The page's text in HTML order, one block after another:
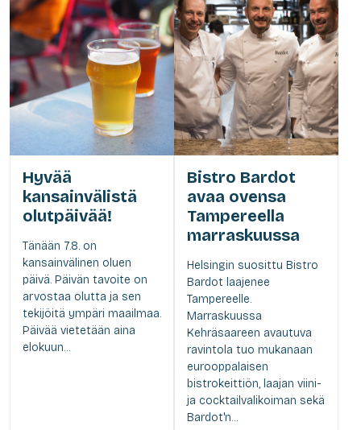
Hyvää
kansainvälistä
olutpäivää!
Tänään 7.8. on
kansainvälinen oluen
päivä. Päivän tavoite on
arvostaa olutta ja sen
tekijöitä ympäri maailmaa.
Päivää vietetään aina
elokuun...
Bistro Bardot
avaa ovensa
Tampereella
marraskuussa
Helsingin suosittu Bistro
Bardot laajenee
Tampereelle.
Marraskuussa
Kehräsaareen avautuva
ravintola tuo mukanaan
eurooppalaisen
bistrokeittiön, laajan viini-
ja cocktailvalikoiman sekä
Bardot'n...